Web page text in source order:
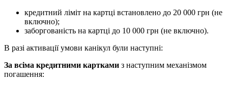
кредитний ліміт на картці встановлено до 20 000 грн (не
включно);
заборгованість на картці до 10 000 грн (не включно).
В разі активації умови канікул були наступні:
За всіма кредитними картками з наступним механізмом
погашення: